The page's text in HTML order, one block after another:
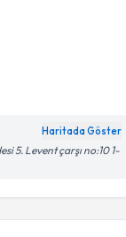
Haritada Göster
5. Levent çarşı no:10 1-